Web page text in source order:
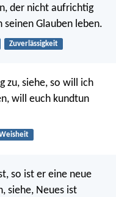
der nicht aufrichtig
Glauben leben.
Zuverlässigkeit
zu, siehe, so will ich
will euch kundtun
so ist er eine neue
siehe, Neues ist